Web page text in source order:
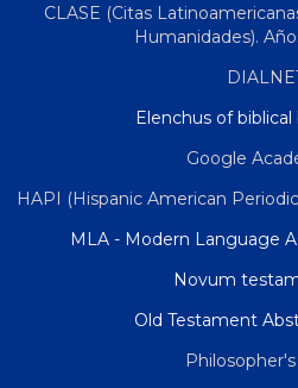
CLASE (Citas
Humanidades).
Elenchus of
Google
HAPI (Hispanic American
MLA - Modern Language
Novum
Old Testament